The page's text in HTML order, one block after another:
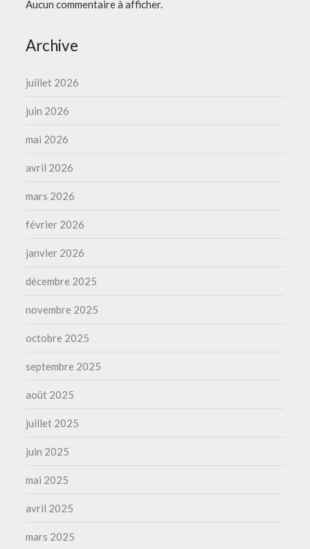
Aucun commentaire à afficher.
Archive
juillet 2026
juin 2026
mai 2026
avril 2026
mars 2026
février 2026
janvier 2026
décembre 2025
novembre 2025
octobre 2025
septembre 2025
août 2025
juillet 2025
juin 2025
mai 2025
avril 2025
mars 2025